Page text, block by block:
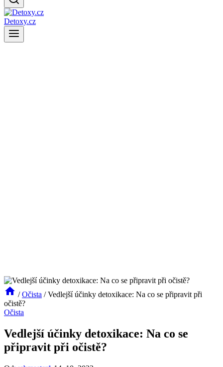
Detoxy.cz
/ Očista / Vedlejší účinky detoxikace: Na co se připravit při
očistě?
Očista
Vedlejší účinky detoxikace: Na co se
připravit při očistě?